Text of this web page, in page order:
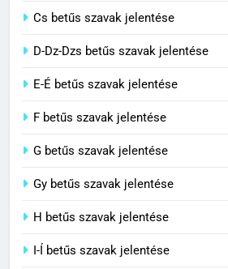
3
4
Civilizáció
5
Cs betűs szavak jelentése
D-Dz-Dzs betűs szavak jelentése
E-É betűs szavak jelentése
F betűs szavak jelentése
G betűs szavak jelentése
Gy betűs szavak jelentése
H betűs szavak jelentése
I-Í betűs szavak jelentése